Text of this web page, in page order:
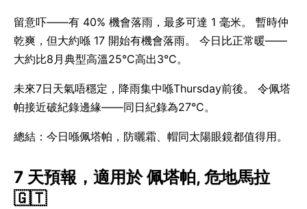
留意吓——有 40% 機會落雨，最多可達 1 毫米。 暫時仲
乾爽，但大約喺 17 開始有機會落雨。 今日比正常暖——
大約比8月典型高溫25°C高出3°C。
未來7日天氣唔穩定，降雨集中喺Thursday前後。 令佩塔
帕接近破紀錄邊緣——同日紀錄為27°C。
總結：今日喺佩塔帕，防曬霜、帽同太陽眼鏡都值得用。
7 天預報，適用於 佩塔帕, 危地馬拉
🇬🇹